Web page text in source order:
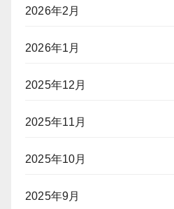
2026年2月
2026年1月
2025年12月
2025年11月
2025年10月
2025年9月